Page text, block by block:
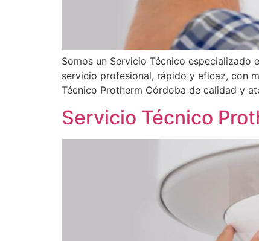
Somos un Servicio Técnico especializado
servicio profesional, rápido y eficaz, con
Técnico Protherm Córdoba de calidad y
Servicio Técnico